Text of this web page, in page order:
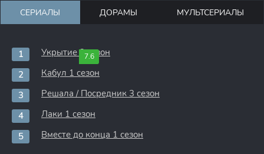
СЕРИАЛЫ ДОРАМЫ МУЛЬТСЕРИАЛЫ
7.6
Укрытие 3 сезон
Кабул 1 сезон
Решала / Посредник 3 сезон
Лаки 1 сезон
Вместе до конца 1 сезон